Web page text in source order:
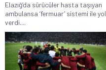
Elazığ‘da sürücüler hasta taşıyan
ambulansa ‘fermuar’ sistemi ile yol
verdi....